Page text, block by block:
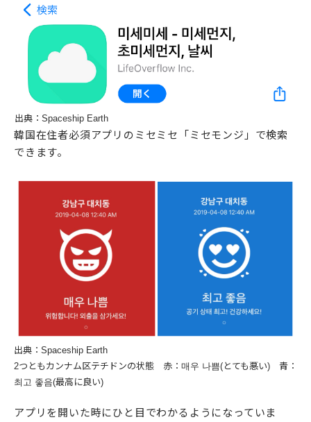
出典：Spaceship Earth
韓国在住者必須アプリのミセミセ「ミセモンジ」で検索
できます。
出典：Spaceship Earth
2つともカンナム区テチドンの状態 赤：매우 나쁨(とても悪い) 青：
최고 좋음(最高に良い)
アプリを開いた時にひと目でわかるようになっていま